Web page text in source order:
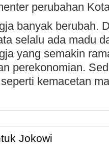
perubahan
banyak berubah.
selalu ada madu
yang semakin
perekonomian.
kemacetan
Jokowi